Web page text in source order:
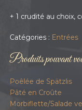
+ 1 crudité au choix,
Catégories : Entrées
Produits pouvant
Poêlée de Spätzlis
Pâté en Croûte
Morbiflette/Salade